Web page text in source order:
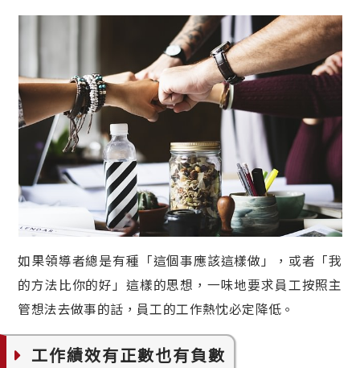
如果領導者總是有種「這個事應該這樣做」，或者「我
的方法比你的好」這樣的思想，一味地要求員工按照主
管想法去做事的話，員工的工作熱忱必定降低。
工作績效有正數也有負數